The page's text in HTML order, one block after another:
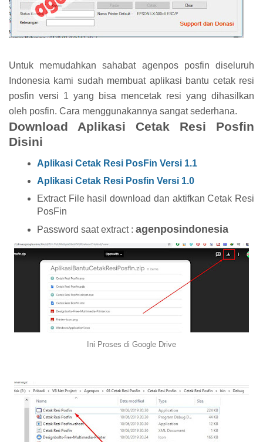
Untuk memudahkan sahabat agenpos posfin diseluruh
Indonesia kami sudah membuat aplikasi bantu cetak resi
posfin versi 1 yang bisa mencetak resi yang dihasilkan
oleh posfin. Cara menggunakannya sangat sederhana.
Download Aplikasi Cetak Resi Posfin
Disini
Aplikasi Cetak Resi PosFin Versi 1.1
Aplikasi Cetak Resi Posfin Versi 1.0
Extract File hasil download dan aktifkan Cetak Resi
PosFin
Password saat extract : agenposindonesia
Ini Proses di Google Drive